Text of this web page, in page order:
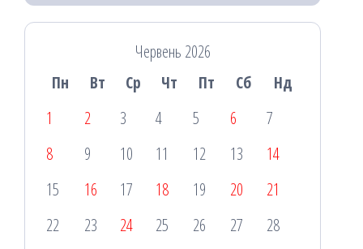
Червень 2026
Пн
Вт Ср Чт Пт Сб
Нд
1
2 3 4 5 6
7
8
9 10 11 12 13
14
15
16 17 18 19 20
21
22
23 24 25 26 27
28